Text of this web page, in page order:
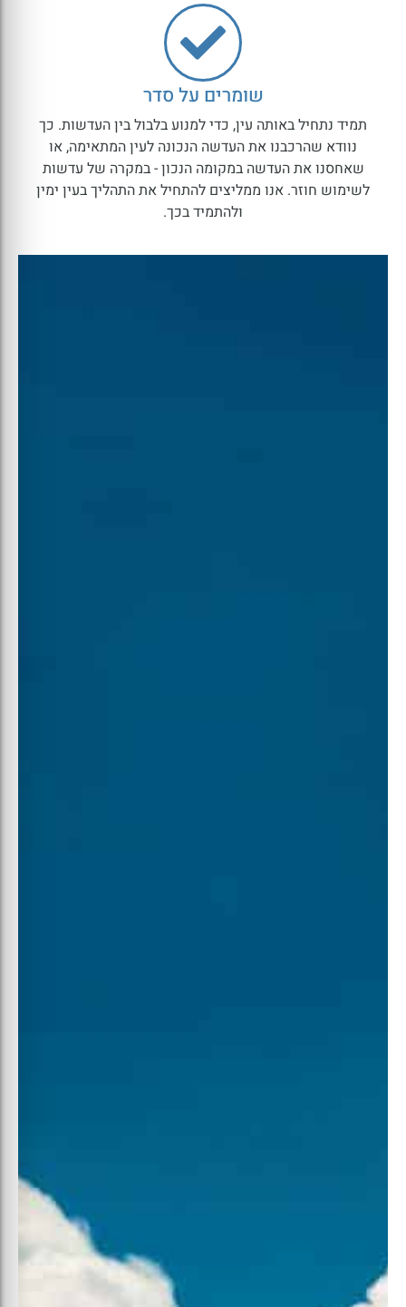
שומרים על סדר
תמיד נתחיל באותה עין, כדי למנוע בלבול בין העדשות. כך
נוודא שהרכבנו את העדשה הנכונה לעין המתאימה, או
שאחסנו את העדשה במקומה הנכון - במקרה של עדשות
לשימוש חוזר. אנו ממליצים להתחיל את התהליך בעין ימין
ולהתמיד בכך.